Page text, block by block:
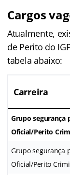
Cargos
Atualmente,
de Perito do
tabela abaixo:
Carreira
Grupo segurança
Oficial/Perito
Grupo segurança
Oficial/Perito